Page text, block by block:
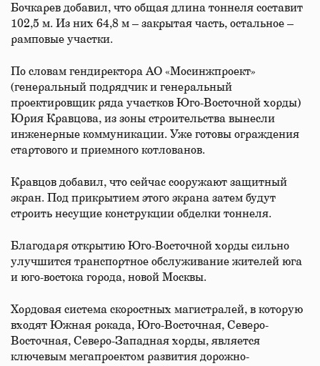
Бочкарев добавил, что общая длина тоннеля составит
102,5 м. Из них 64,8 м – закрытая часть, остальное –
рамповые участки.
По словам гендиректора АО «Мосинжпроект»
(генеральный подрядчик и генеральный
проектировщик ряда участков Юго-Восточной хорды)
Юрия Кравцова, из зоны строительства вынесли
инженерные коммуникации. Уже готовы ограждения
стартового и приемного котлованов.
Кравцов добавил, что сейчас сооружают защитный
экран. Под прикрытием этого экрана затем будут
строить несущие конструкции обделки тоннеля.
Благодаря открытию Юго-Восточной хорды сильно
улучшится транспортное обслуживание жителей юга
и юго-востока города, новой Москвы.
Хордовая система скоростных магистралей, в которую
входят Южная рокада, Юго-Восточная, Северо-
Восточная, Северо-Западная хорды, является
ключевым мегапроектом развития дорожно-